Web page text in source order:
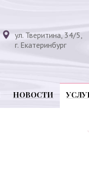
ул. Тверитина, 34/5,
г. Екатеринбург
НОВОСТИ